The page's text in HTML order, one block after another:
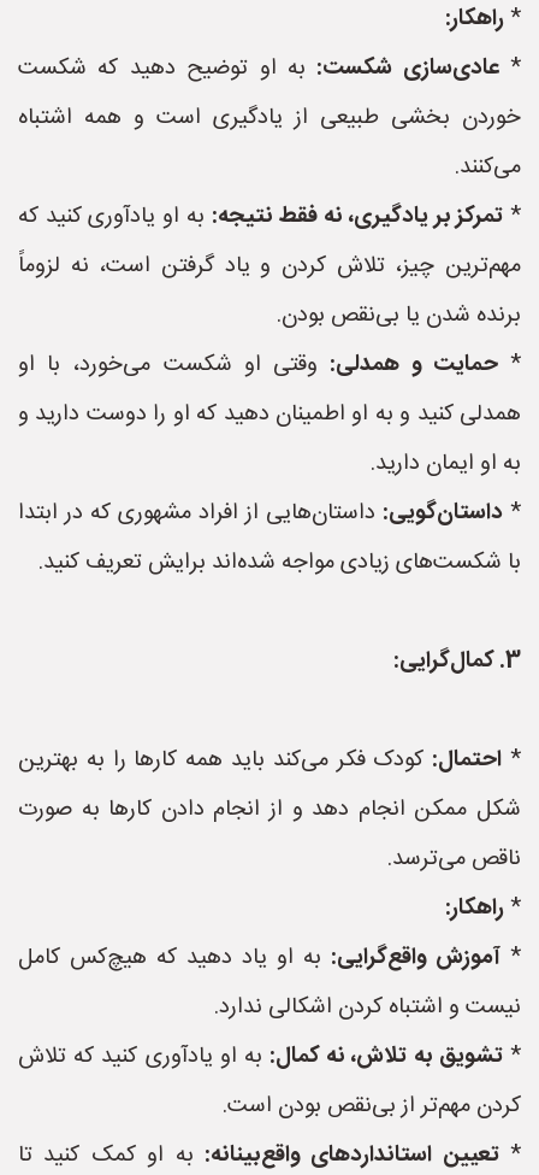
*راهکار:
*عادی‌سازی شکست: به او توضیح دهید که شکست
خوردن بخشی طبیعی از یادگیری است و همه اشتباه
می‌کنند.
* تمرکز بر یادگیری، نه فقط نتیجه: به او یادآوری کنید که
مهم‌ترین چیز، تلاش کردن و یاد گرفتن است، نه لزوماً
برنده شدن یا بی‌نقص بودن.
*حمایت و همدلی: وقتی او شکست می‌خورد، با او
همدلی کنید و به او اطمینان دهید که او را دوست دارید و
به او ایمان دارید.
* داستان‌گویی: داستان‌هایی از افراد مشهوری که در ابتدا
با شکست‌های زیادی مواجه شده‌اند برایش تعریف کنید.
3. کمال‌گرایی:
* احتمال: کودک فکر می‌کند باید همه کارها را به بهترین
شکل ممکن انجام دهد و از انجام دادن کارها به صورت
ناقص می‌ترسد.
*راهکار:
* آموزش واقع‌گرایی: به او یاد دهید که هیچ‌کس کامل
نیست و اشتباه کردن اشکالی ندارد.
*تشویق به تلاش، نه کمال: به او یادآوری کنید که تلاش
کردن مهم‌تر از بی‌نقص بودن است.
*تعیین استانداردهای واقع‌بینانه: به او کمک کنید تا